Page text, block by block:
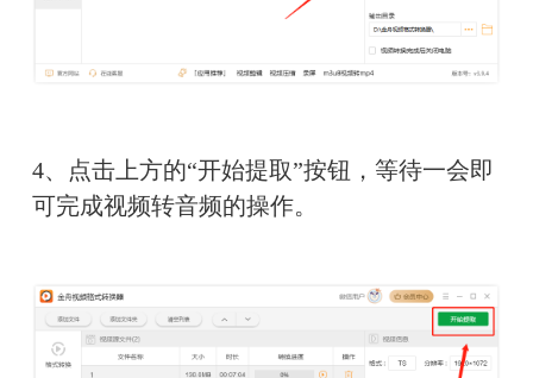
4、点击上方的“开始提取”按钮，等待一会即
可完成视频转音频的操作。